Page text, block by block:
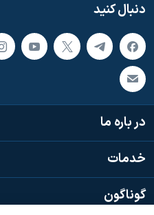
سفر پرزیدنت ترامپ به چین
دنبال کنید
در باره ما
خدمات
گوناگون